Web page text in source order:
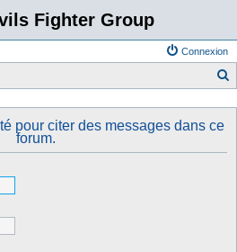
Fighter Group
Connexion
pour citer des messages dans ce
forum.